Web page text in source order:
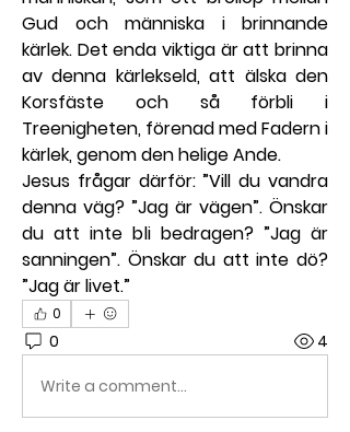
Gud och människa i brinnande
kärlek. Det enda viktiga är att brinna
av denna kärlekseld, att älska den
Korsfäste och så förbli i
Treenigheten, förenad med Fadern i
kärlek, genom den helige Ande.
Jesus frågar därför: ”Vill du vandra
denna väg? ”Jag är vägen”. Önskar
du att inte bli bedragen? ”Jag är
sanningen”. Önskar du att inte dö?
”Jag är livet.”
0
0 4
Write a comment...